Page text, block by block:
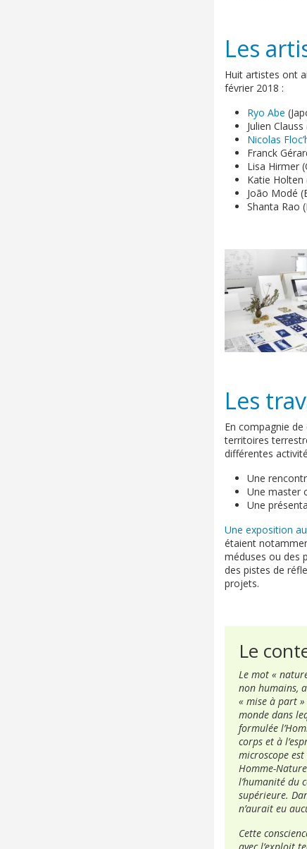
Les
Huit artistes ont
février 2018 :
Ryo Abe
Julien
Nicolas
Franck
Lisa Hirmer
Katie Holten
João Modé
Shanta Rao
Les
En compagnie
territoires
différentes
Une
Une master
Une
Une exposition au
étaient
méduses ou des
des pistes de
projets.
Le
Le mot «
non humains,
« mise à part »
monde dans
formulée
corps et à
microscope
Homme-
l’humanité du
supérieure.
n’aurait eu
Cette